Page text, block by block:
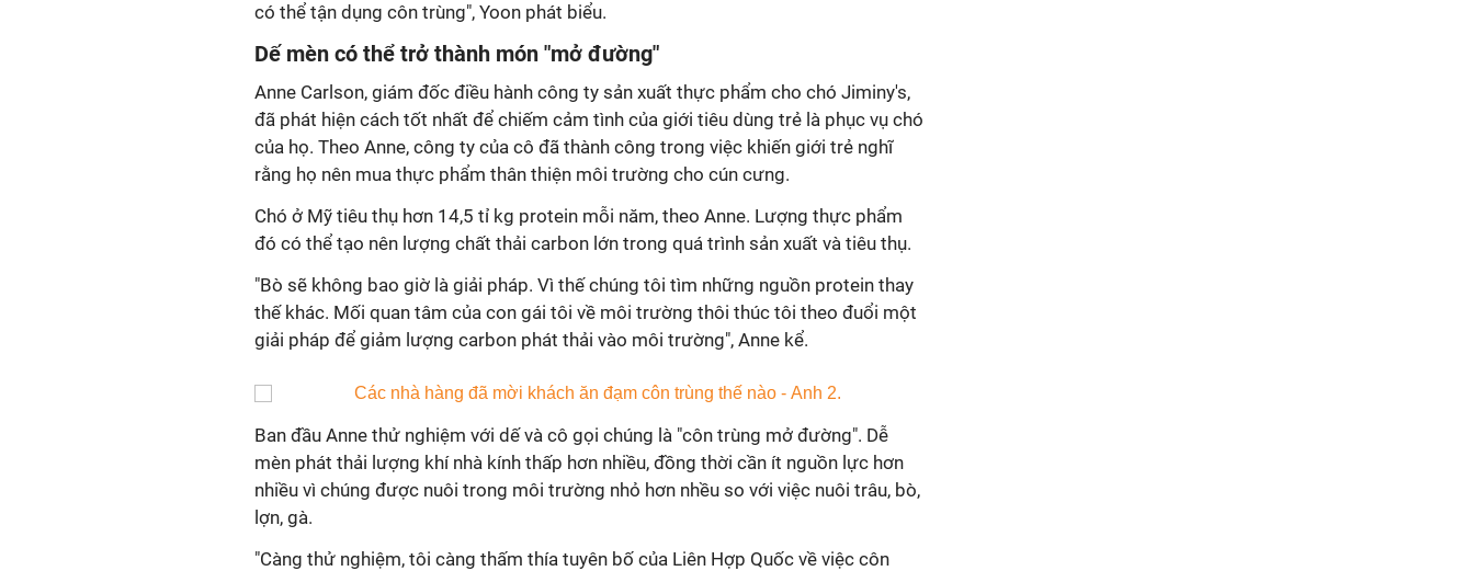
có thể tận dụng côn trùng", Yoon phát biểu.
Dế mèn có thể trở thành món "mở đường"
Anne Carlson, giám đốc điều hành công ty sản xuất thực phẩm cho chó Jiminy's,
đã phát hiện cách tốt nhất để chiếm cảm tình của giới tiêu dùng trẻ là phục vụ chó
của họ. Theo Anne, công ty của cô đã thành công trong việc khiến giới trẻ nghĩ
rằng họ nên mua thực phẩm thân thiện môi trường cho cún cưng.
Chó ở Mỹ tiêu thụ hơn 14,5 tỉ kg protein mỗi năm, theo Anne. Lượng thực phẩm
đó có thể tạo nên lượng chất thải carbon lớn trong quá trình sản xuất và tiêu thụ.
"Bò sẽ không bao giờ là giải pháp. Vì thế chúng tôi tìm những nguồn protein thay
thế khác. Mối quan tâm của con gái tôi về môi trường thôi thúc tôi theo đuổi một
giải pháp để giảm lượng carbon phát thải vào môi trường", Anne kể.
Ban đầu Anne thử nghiệm với dế và cô gọi chúng là "côn trùng mở đường". Dễ
mèn phát thải lượng khí nhà kính thấp hơn nhiều, đồng thời cần ít nguồn lực hơn
nhiều vì chúng được nuôi trong môi trường nhỏ hơn nhều so với việc nuôi trâu, bò,
lợn, gà.
"Càng thử nghiệm, tôi càng thấm thía tuyên bố của Liên Hợp Quốc về việc côn